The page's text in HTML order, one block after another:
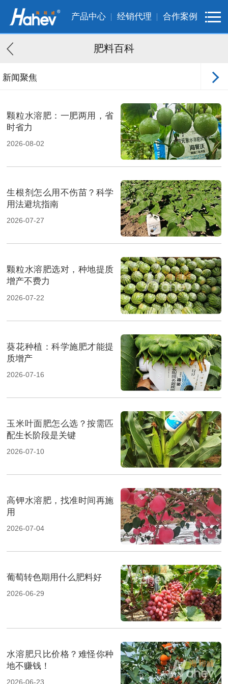
产品中心 经销代理 合作案例
肥料百科
新闻聚焦
颗粒水溶肥：一肥两用，省
时省力
2026-08-02
生根剂怎么用不伤苗？科学
用法避坑指南
2026-07-27
颗粒水溶肥选对，种地提质
增产不费力
2026-07-22
葵花种植：科学施肥才能提
质增产
2026-07-16
玉米叶面肥怎么选？按需匹
配生长阶段是关键
2026-07-10
高钾水溶肥，找准时间再施
用
2026-07-04
葡萄转色期用什么肥料好
2026-06-29
水溶肥只比价格？难怪你种
地不赚钱！
2026-06-23